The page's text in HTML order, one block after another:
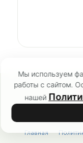
Мы используем
работы с сайтом.
нашей
Онлайн-
Главная